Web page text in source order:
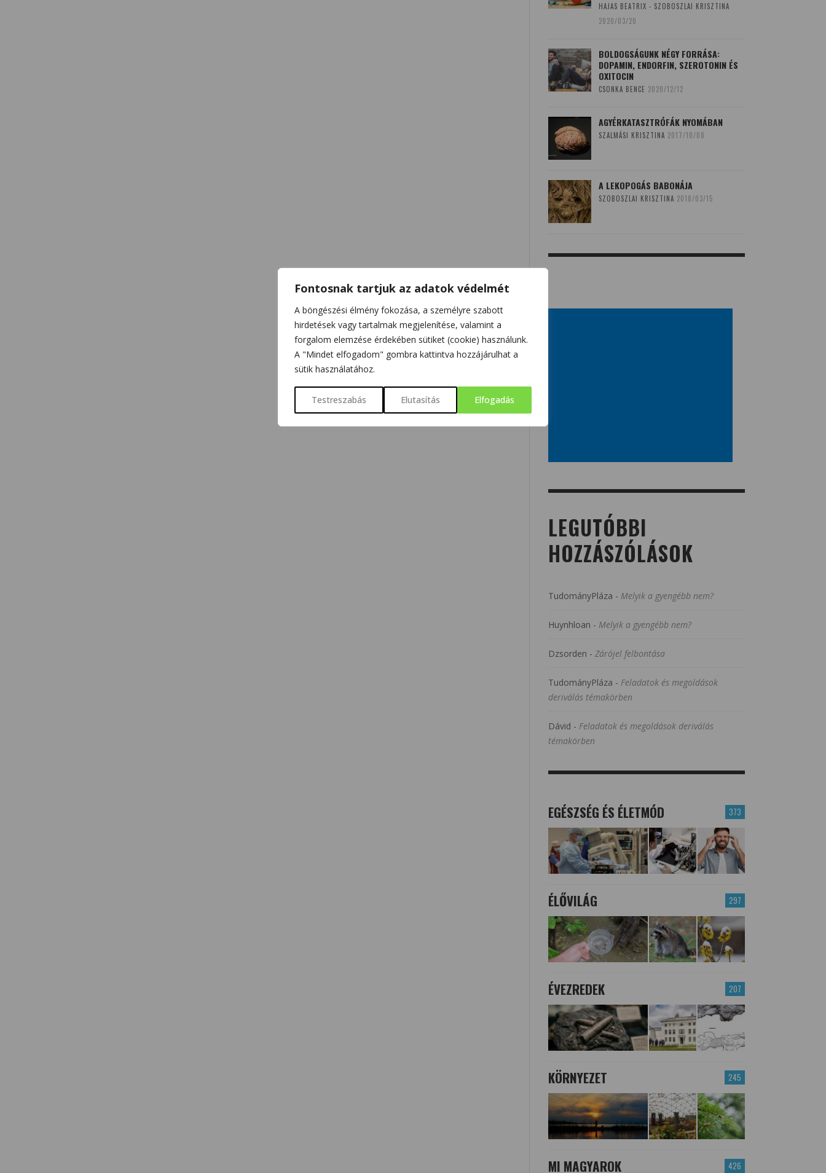
Fontosnak tartjuk az adatok védelmét
A böngészési élmény fokozása, a személyre szabott
hirdetések vagy tartalmak megjelenítése, valamint a
forgalom elemzése érdekében sütiket (cookie) használunk.
A "Mindet elfogadom" gombra kattintva hozzájárulhat a
sütik használatához.
Testreszabás Elutasítás Elfogadás
HAJAS BEATRIX - SZOBOSZLAI KRISZTINA
2020/03/20
BOLDOGSÁGUNK NÉGY FORRÁSA:
DOPAMIN, ENDORFIN, SZEROTONIN ÉS
OXITOCIN
CSONKA BENCE 2020/12/12
AGYÉRKATASZTRÓFÁK NYOMÁBAN
SZALMÁSI KRISZTINA 2017/10/08
A LEKOPOGÁS BABONÁJA
SZOBOSZLAI KRISZTINA 2018/03/15
LEGUTÓBBI
HOZZÁSZÓLÁSOK
TudományPláza - Melyik a gyengébb nem?
Huynhloan - Melyik a gyengébb nem?
Dzsorden - Zárójel felbontása
TudományPláza - Feladatok és megoldások
deriválás témakörben
Dávid - Feladatok és megoldások deriválás
témakörben
373
EGÉSZSÉG ÉS ÉLETMÓD
297
ÉLŐVILÁG
207
ÉVEZREDEK
245
KÖRNYEZET
426
MI MAGYAROK